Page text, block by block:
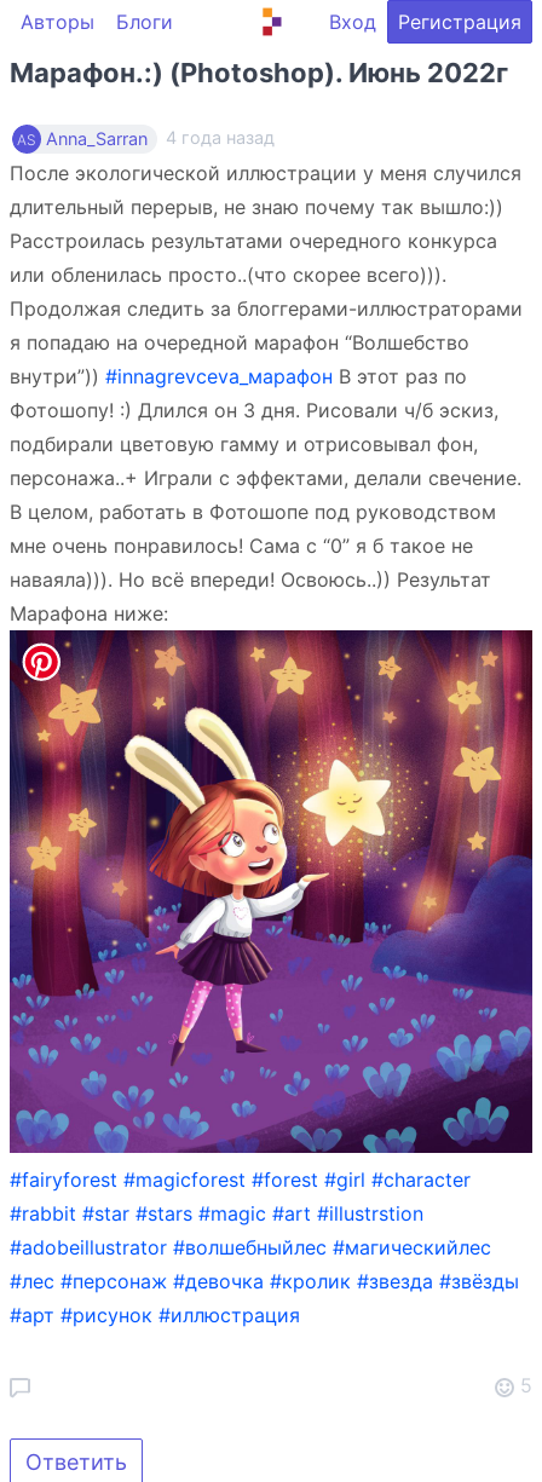
Авторы Блоги Вход Регистрация
Марафон.:) (Photoshop). Июнь 2022г
Anna_Sarran 4 года назад
После экологической иллюстрации у меня случился
длительный перерыв, не знаю почему так вышло:))
Расстроилась результатами очередного конкурса
или обленилась просто..(что скорее всего))).
Продолжая следить за блоггерами-иллюстраторами
я попадаю на очередной марафон “Волшебство
внутри”)) #innagrevceva_марафон В этот раз по
Фотошопу! :) Длился он 3 дня. Рисовали ч/б эскиз,
подбирали цветовую гамму и отрисовывал фон,
персонажа..+ Играли с эффектами, делали свечение.
В целом, работать в Фотошопе под руководством
мне очень понравилось! Сама с “0” я б такое не
наваяла))). Но всё впереди! Освоюсь..)) Результат
Марафона ниже:
#fairyforest #magicforest #forest #girl #character
#rabbit #star #stars #magic #art #illustrstion
#adobeillustrator #волшебныйлес #магическийлес
#лес #персонаж #девочка #кролик #звезда #звёзды
#арт #рисунок #иллюстрация
5
Ответить